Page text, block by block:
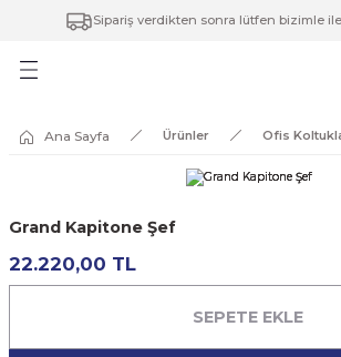
Sipariş verdikten sonra lütfen bizimle
Geri Dön
Ofis
Koltuklar /
Berjer &
Berjer
Depolama
Panel
Masa
Ana Sayfa Ürünler Ofis
Grand Kapitone Şef
22.220,00 TL
SEPETE EKLE